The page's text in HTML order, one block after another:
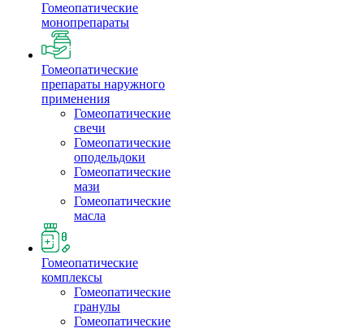
Гомеопатические
монопрепараты
Гомеопатические
препараты наружного
применения
Гомеопатические
свечи
Гомеопатические
оподельдоки
Гомеопатические
мази
Гомеопатические
масла
Гомеопатические
комплексы
Гомеопатические
гранулы
Гомеопатические